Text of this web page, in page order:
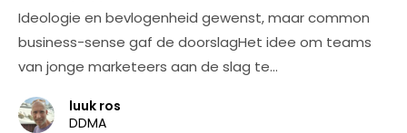
Ideologie en bevlogenheid gewenst, maar common
business-sense gaf de doorslagHet idee om teams
van jonge marketeers aan de slag te…
luuk ros
DDMA